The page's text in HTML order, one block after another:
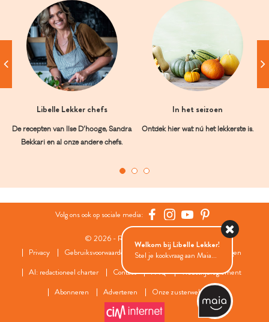
Libelle Lekker chefs
De recepten van Ilse D’hooge, Sandra
Bekkari en al onze andere chefs.
In het seizoen
Ontdek hier wat nú het lekkerste is.
Volg ons ook op sociale media:
© 2026 - Roularta Media Group
Privacy
Gebruiksvoorwaarden Cookies
Cookies instellingen
AI: redactioneel charter
Contact FAQ
Wedstrijdreglement
Abonneren
Adverteren Onze zusterwebsites
Welkom bij Libelle Lekker!
Stel je kookvraag aan Maia...